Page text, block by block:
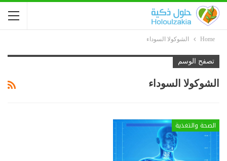
Home الشوكولا السوداء
تصفح الوسم
الشوكولا السوداء
الصحة والتغذية